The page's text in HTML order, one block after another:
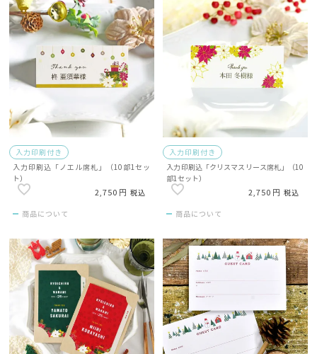
入力印刷付き
入力印刷込「ノエル席札」（10部1セッ
ト）
2,750 税込
商品について
入力印刷付き
入力印刷込「クリスマスリース席札」（10
部1セット）
2,750 税込
商品について